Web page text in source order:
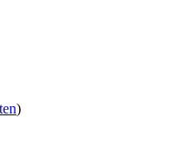
)